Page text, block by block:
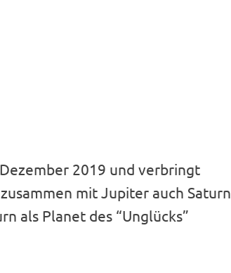
2019 und verbringt
mit Jupiter auch Saturn
als Planet des “Unglücks”